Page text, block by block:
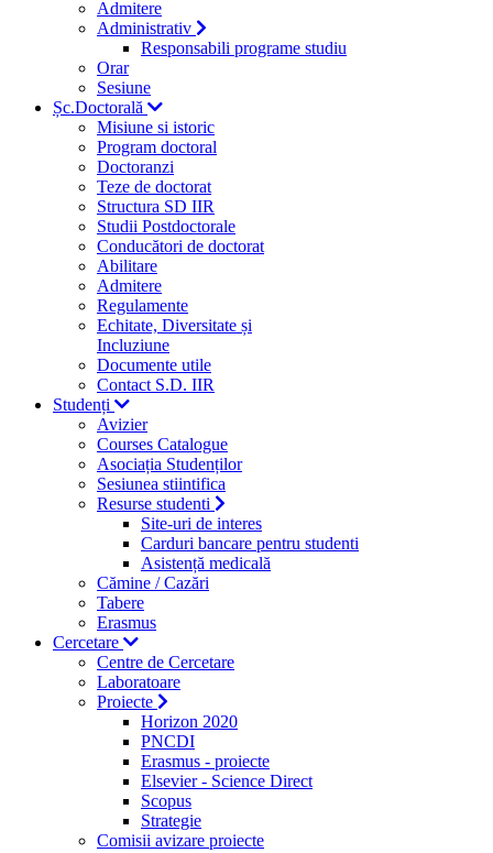
Admitere
Administrativ
Responsabili programe studiu
Orar
Sesiune
Șc.Doctorală
Misiune si istoric
Program doctoral
Doctoranzi
Teze de doctorat
Structura SD IIR
Studii Postdoctorale
Conducători de doctorat
Abilitare
Admitere
Regulamente
Echitate, Diversitate și
Incluziune
Documente utile
Contact S.D. IIR
Studenți
Avizier
Courses Catalogue
Asociația Studenților
Sesiunea stiintifica
Resurse studenti
Site-uri de interes
Carduri bancare pentru studenti
Asistență medicală
Cămine / Cazări
Tabere
Erasmus
Cercetare
Centre de Cercetare
Laboratoare
Proiecte
Horizon 2020
PNCDI
Erasmus - proiecte
Elsevier - Science Direct
Scopus
Strategie
Comisii avizare proiecte